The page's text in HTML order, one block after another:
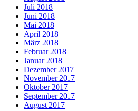
Juli 2018
Juni 2018
Mai 2018
April 2018
März 2018
Februar 2018
Januar 2018
Dezember 2017
November 2017
Oktober 2017
September 2017
August 2017